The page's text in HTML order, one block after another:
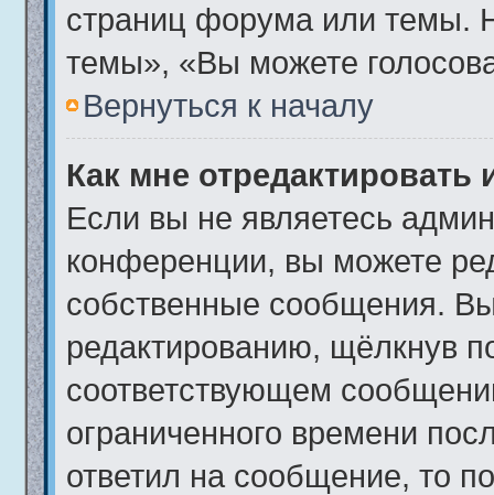
страниц форума или темы.
темы», «Вы можете
Вернуться к началу
Как мне
Если вы не являетесь
конференции, вы можете
собственные сообщения.
редактированию, щёлкнув
соответствующем
ограниченного времени
ответил на сообщение, то